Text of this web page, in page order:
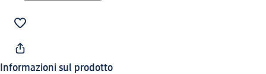
Informazioni sul prodotto